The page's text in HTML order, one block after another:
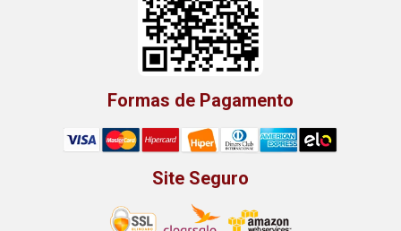
Formas de Pagamento
Site Seguro